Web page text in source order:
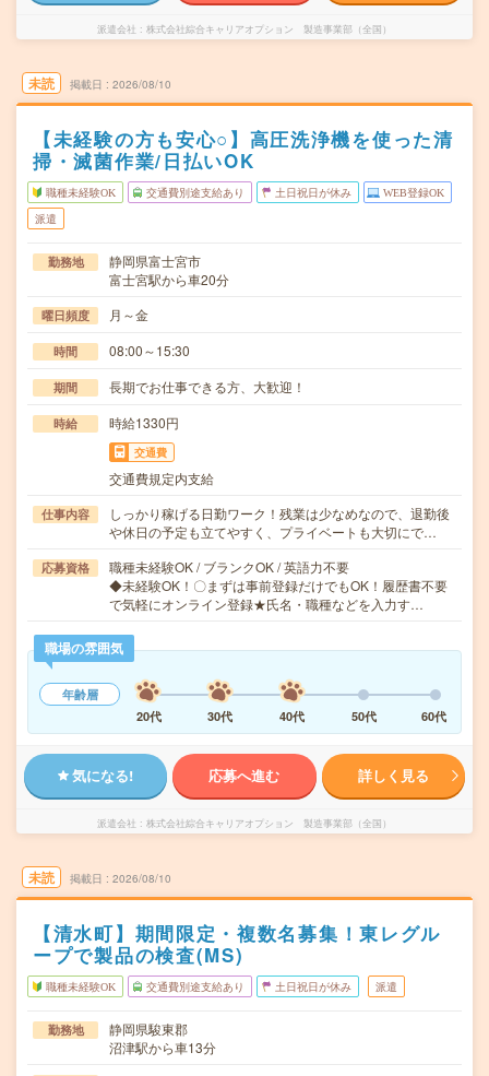
派遣会社 株式会社綜合キャリアオプション 製造事業部（全国）
未読 掲載日 2026/08/10
【未経験の方も安心○】高圧洗浄機を使った清
掃・滅菌作業/日払いOK
職種未経験OK 交通費別途支給あり 土日祝日が休み WEB登録OK
派遣
勤務地
静岡県富士宮市
富士宮駅から車20分
曜日頻度 月～金
時間 08:00～15:30
期間 長期でお仕事できる方、大歓迎！
時給 時給1330円
交通費
交通費規定内支給
仕事内容
しっかり稼げる日勤ワーク！残業は少なめなので、退勤後
や休日の予定も立てやすく、プライベートも大切にで…
応募資格
職種未経験OK / ブランクOK / 英語力不要
◆未経験OK！〇まずは事前登録だけでもOK！履歴書不要
で気軽にオンライン登録★氏名・職種などを入力す…
職場の雰囲気
年齢層
20代
30代 40代 50代 60代
気になる! 応募へ進む 詳しく見る
派遣会社 株式会社綜合キャリアオプション 製造事業部（全国）
未読 掲載日 2026/08/10
【清水町】期間限定・複数名募集！東レグル
ープで製品の検査(MS)
職種未経験OK 交通費別途支給あり 土日祝日が休み 派遣
勤務地
静岡県駿東郡
沼津駅から車13分